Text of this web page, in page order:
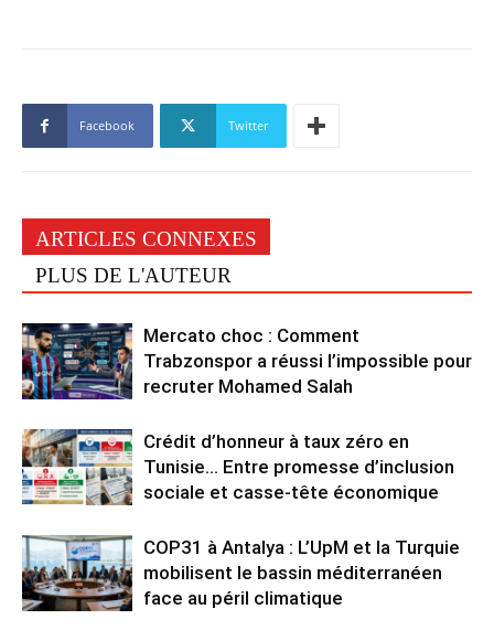
Facebook Twitter
ARTICLES CONNEXES
PLUS DE L'AUTEUR
Mercato choc : Comment
Trabzonspor a réussi l’impossible pour
recruter Mohamed Salah
Crédit d’honneur à taux zéro en
Tunisie… Entre promesse d’inclusion
sociale et casse-tête économique
COP31 à Antalya : L’UpM et la Turquie
mobilisent le bassin méditerranéen
face au péril climatique